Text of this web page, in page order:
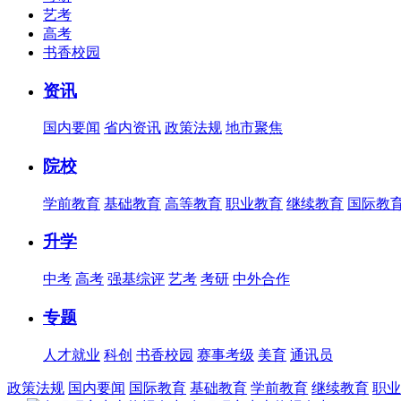
艺考
高考
书香校园
资讯
国内要闻 省内资讯 政策法规 地市聚焦
院校
学前教育 基础教育 高等教育 职业教育 继续教育 国际教
升学
中考 高考 强基综评 艺考 考研 中外合作
专题
人才就业 科创 书香校园 赛事考级 美育 通讯员
政策法规 国内要闻 国际教育 基础教育 学前教育 继续教育 职